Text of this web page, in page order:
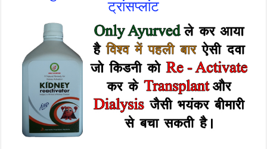
ट्रांसप्लांट